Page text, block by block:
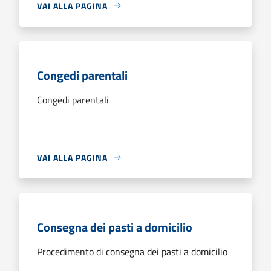
VAI ALLA PAGINA
Congedi parentali
Congedi parentali
VAI ALLA PAGINA
Consegna dei pasti a domicilio
Procedimento di consegna dei pasti a domicilio